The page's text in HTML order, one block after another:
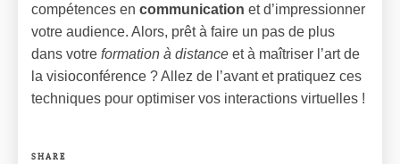
compétences en communication et d’impressionner
votre audience. Alors, prêt à faire un pas de plus
dans votre formation à distance et à maîtriser l’art de
la visioconférence ? Allez de l’avant et pratiquez ces
techniques pour optimiser vos interactions virtuelles !
SHARE